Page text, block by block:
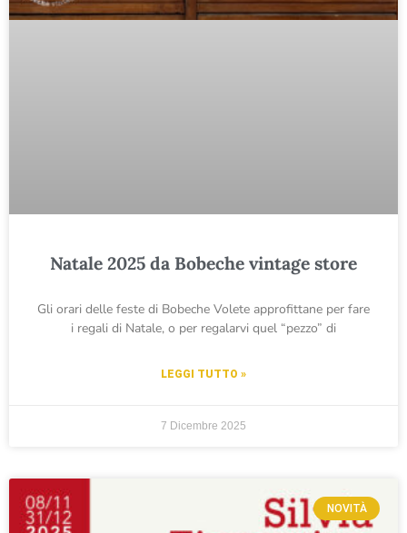
Natale 2025 da Bobeche vintage store
Gli orari delle feste di Bobeche Volete approfittane per fare
i regali di Natale, o per regalarvi quel “pezzo” di
LEGGI TUTTO »
7 Dicembre 2025
NOVITÀ